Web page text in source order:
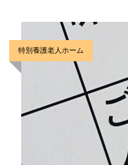
特別養護老人ホーム